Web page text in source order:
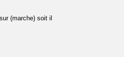
(marche) soit il